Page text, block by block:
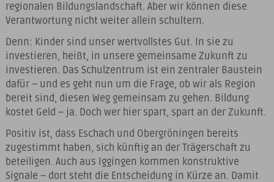
regionalen Bildungslandschaft. Aber wir können diese
Verantwortung nicht weiter allein schultern.
Denn: Kinder sind unser wertvollstes Gut. In sie zu
investieren, heißt, in unsere gemeinsame Zukunft zu
investieren. Das Schulzentrum ist ein zentraler Baustein
dafür – und es geht nun um die Frage, ob wir als Region
bereit sind, diesen Weg gemeinsam zu gehen. Bildung
kostet Geld – ja. Doch wer hier spart, spart an der Zukunft.
Positiv ist, dass Eschach und Obergröningen bereits
zugestimmt haben, sich künftig an der Trägerschaft zu
beteiligen. Auch aus Iggingen kommen konstruktive
Signale – dort steht die Entscheidung in Kürze an. Damit